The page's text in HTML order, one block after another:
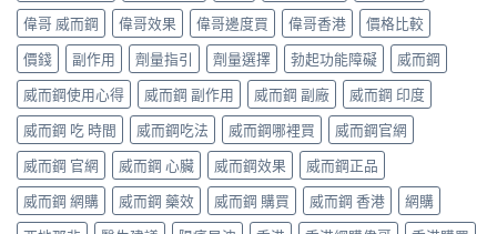
偉哥 威而鋼
偉哥效果 偉哥邊度買 偉哥香港
價格比較
價錢
副作用 劑量指引 劑量選擇 勃起功能障礙
威而鋼
威而鋼使用心得
威而鋼 副作用 威而鋼 副廠
威而鋼 印度
威而鋼 吃 時間
威而鋼吃法 威而鋼哪裡買
威而鋼官網
威而鋼 官網
威而鋼 心臟 威而鋼效果
威而鋼正品
威而鋼 網購
威而鋼 藥效 威而鋼 購買 威而鋼 香港
網購